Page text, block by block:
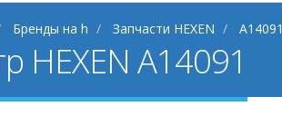
Бренды на h Запчасти HEXEN A14091
HEXEN A14091